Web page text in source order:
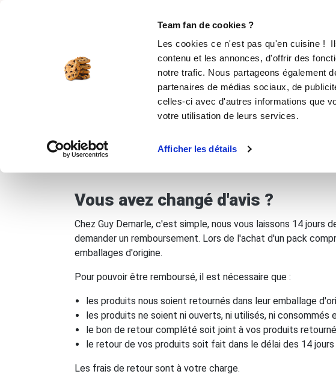
Team fan de cookies ?
Les cookies ce n'est pas qu'en cuisine !
contenu et les annonces, d'offrir des
notre trafic. Nous partageons également
partenaires de médias sociaux, de
celles-ci avec d'autres informations que
votre utilisation de leurs services.
Afficher les détails
MOULES SILICONE USTENSILES ÉPICERIE MISE SOUS VIDE
Retour et remboursement
Vous avez changé d'avis ?
Chez Guy Demarle, c'est simple, nous vous laissons 14 jours
demander un remboursement. Lors de l'achat d'un pack
emballages d'origine.
Pour pouvoir être remboursé, il est nécessaire que :
les produits nous soient retournés dans leur emballage
les produits ne soient ni ouverts, ni utilisés, ni consommés
le bon de retour complété soit joint à vos produits
le retour de vos produits soit fait dans le délai des 14
Les frais de retour sont à votre charge.